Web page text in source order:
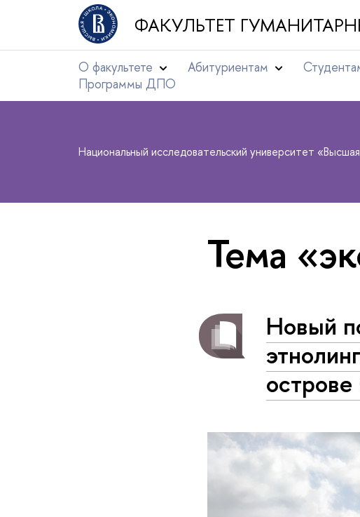
ФАКУЛЬТЕТ
О факультете Абитуриентам
Программы ДПО
Национальный исследовательский университет
Тема
Новый